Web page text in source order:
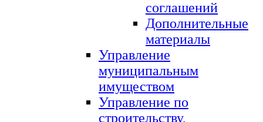
соглашений
Дополнительные
материалы
Управление
муниципальным
имуществом
Управление по
строительству,